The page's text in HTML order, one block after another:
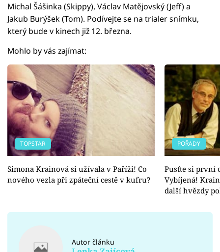
Michal Šášinka (Skippy), Václav Matějovský (Jeff) a
Jakub Burýšek (Tom). Podívejte se na trialer snímku,
který bude v kinech již 12. března.
Mohlo by vás zajímat:
TOPSTAR
Simona Krainová si užívala v Paříži! Co
nového vezla při zpáteční cestě v kufru?
POŘADY
Pusťte si první
Vybíjená!
další hvězdy
Autor článku